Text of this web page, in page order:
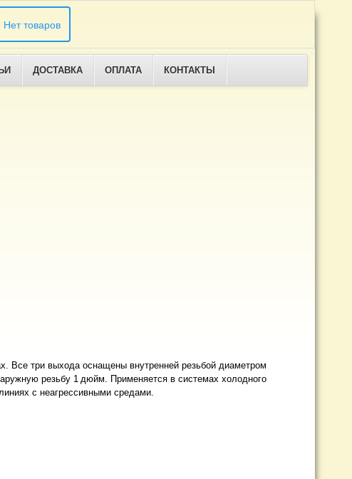
ДОСТАВКА ОПЛАТА КОНТАКТЫ
Все три выхода оснащены внутренней резьбой диаметром
резьбу 1 дюйм. Применяется в системах холодного
с неагрессивными средами.